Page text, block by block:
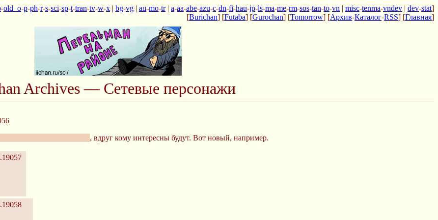
-old_o-p-ph-r-s-sci-sp-t-tran-tv-w-x | bg-vg | au-mo-tr| a-aa-abe-azu-c-dn-fi-hau-jp-ls-ma-me-rm-sos-tan-to-vn | misc-tenma-vndev | dev-stat]
[Burichan] [Futaba] [Gurochan] [Tomorrow] [Архив-Каталог-RSS] [Главная]
Archives — Сетевые персонажи
, вдруг кому интересны будут. Вот новый, например.